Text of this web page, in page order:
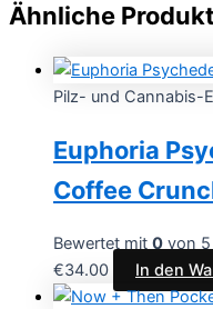
Ähnliche
Pilz- und Cannabis-
Euphoria
Coffee
Bewertet mit 0 von 5
€34.00 In den